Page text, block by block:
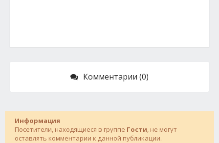
Комментарии (0)
Информация
Посетители, находящиеся в группе Гости, не могут
оставлять комментарии к данной публикации.